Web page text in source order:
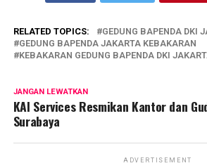
RELATED TOPICS:
GEDUNG BAPENDA DKI
GEDUNG BAPENDA JAKARTA KEBAKARAN
KEBAKARAN GEDUNG BAPENDA DKI
JANGAN LEWATKAN
KAI Services Resmikan Kantor dan
Surabaya
ADVERTISEMENT